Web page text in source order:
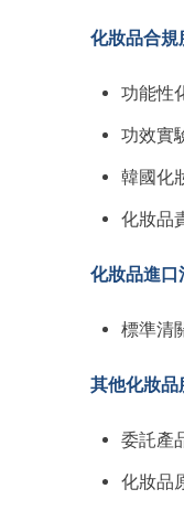
化妝品合規
功能性
功效實
韓國化
化妝品
化妝品進口
標準清
其他化妝品
委託產
化妝品